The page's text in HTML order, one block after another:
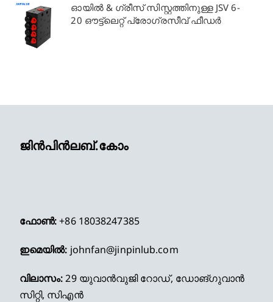
ഓയിൽ & ഗ്രീസ് സിസ്റ്റത്തിനുള്ള JSV 6-
20 ഔട്ട്‌ലെറ്റ് പ്രോഗ്രസീവ് ഫീഡർ
ജിൻപിൻലബ്.കോം
ഫോൺ:+86 18038247385
ഇമെയിൽ: johnfan@jinpinlub.com
വിലാസം:29 യുവാൻവുജി റോഡ്, ഡോങ്ഗുവാൻ
സിറ്റി, സിഎൻ